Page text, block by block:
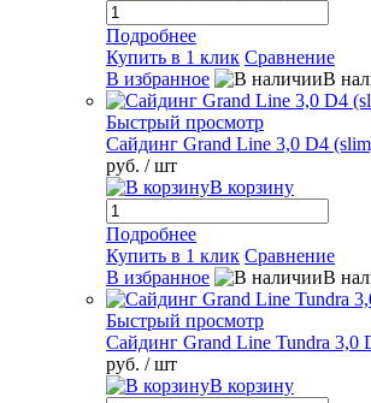
Подробнее
Купить в 1 клик Сравнение
В избранное
В
Быстрый просмотр
Сайдинг Grand Line 3,0 D4
руб. / шт
В корзину
Подробнее
Купить в 1 клик Сравнение
В избранное
В
Быстрый просмотр
Сайдинг Grand Line Tundra 3,0
руб. / шт
В корзину